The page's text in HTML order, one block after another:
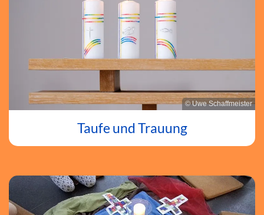
© Uwe Schaffmeister
Taufe und Trauung